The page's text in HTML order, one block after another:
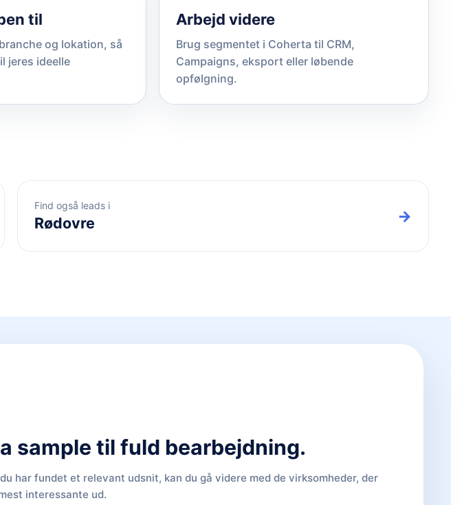
til
og lokation, så
jeres ideelle
Arbejd videre
Brug segmentet i Coherta til CRM,
Campaigns, eksport eller løbende
opfølgning.
Find også leads i
Rødovre →
sample til fuld bearbejdning.
har fundet et relevant udsnit, kan du gå videre med de virksomheder, der
interessante ud.